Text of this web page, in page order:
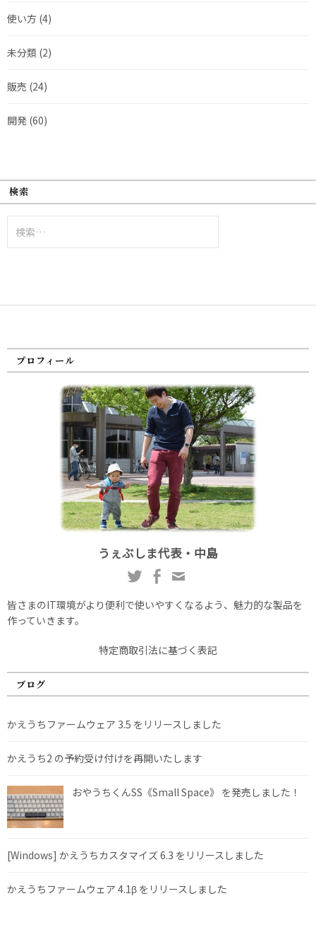
使い方 (4)
未分類 (2)
販売 (24)
開発 (60)
検索
索:
プロフィール
うぇぶしま代表・中島
皆さまのIT環境がより便利で使いやすくなるよう、魅力的な製品を
作っていきます。
特定商取引法に基づく表記
ブログ
かえうちファームウェア 3.5 をリリースしました
かえうち2 の予約受け付けを再開いたします
おやうちくんSS《Small Space》 を発売しました！
[Windows] かえうちカスタマイズ 6.3 をリリースしました
かえうちファームウェア 4.1β をリリースしました